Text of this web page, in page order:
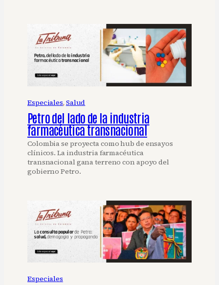
Especiales, Salud
Petro del lado de la industria
farmacéutica transnacional
Colombia se proyecta como hub de ensayos
clínicos. La industria farmacéutica
transnacional gana terreno con apoyo del
gobierno Petro.
Especiales